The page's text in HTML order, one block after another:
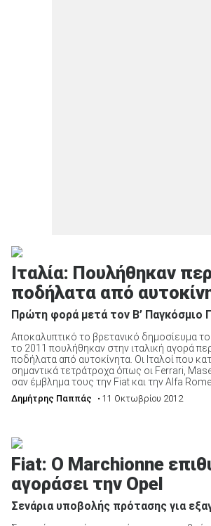
Ιταλία: Πουλήθηκαν
ποδήλατα από
Πρώτη φορά μετά τον B’ Παγκόσμιο
Αποκαλυπτικό το βρετανικό δημοσίευμα
το 2011 πουλήθηκαν στην ιταλική αγορά
ποδήλατα από αυτοκίνητα. Οι Ιταλοί που
σημαντικά τετράτροχα όπως οι Ferrari,
σαν έμβλημα τους την Fiat και την Alfa
Δημήτρης Παππάς • 11 Οκτωβρίου 2012
Fiat: Ο Marchionne
αγοράσει την Opel
Σενάρια υποβολής πρότασης για